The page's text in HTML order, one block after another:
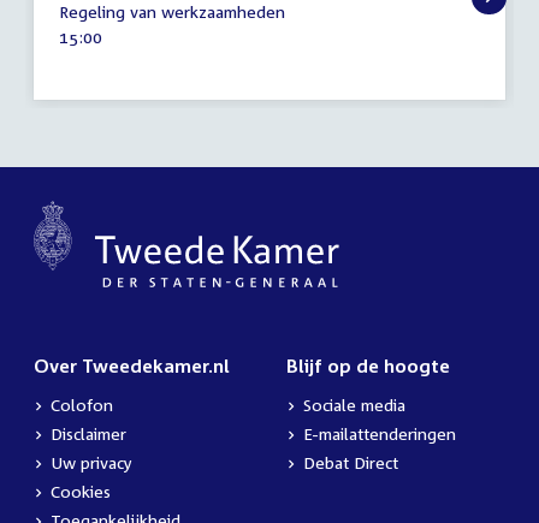
september
2026
Regeling van werkzaamheden
Tijd
15:00
Over Tweedekamer.nl
Colofon
Disclaimer
Uw privacy
Cookies
Blijf op de hoogte
Sociale media
E-mailattenderingen
Debat Direct